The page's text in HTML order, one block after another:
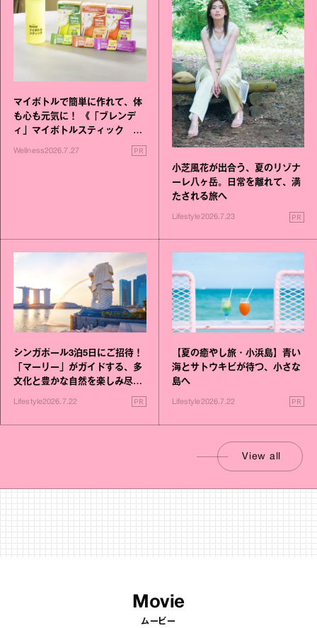
マイボトルで簡単に作れて、体
も心も元気に！ 《「ブレンデ
ィ」マイボトルスティック い
いこと毎日》シリーズが誕生
Wellness2026.7.27 PR
小芝風花が出合う、夏のリゾナ
ーレ八ヶ岳。日常を離れて、満
たされる旅へ
Lifestyle2026.7.23 PR
シンガポール3泊5日にご招待！
「マーリー」がガイドする、多
文化と豊かな自然を楽しみ尽く
Lifestyle2026.7.22 PR
【夏の癒やし旅・小浜島】青い
海とサトウキビが待つ、小さな
島へ
Lifestyle2026.7.22 PR
View all
Movie
ムービー